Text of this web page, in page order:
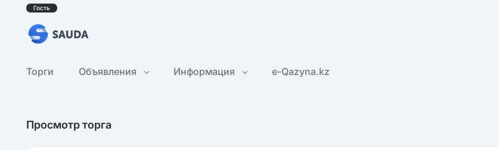
Гость
Торги Объявления Информация e-Qazyna.kz
Просмотр торга